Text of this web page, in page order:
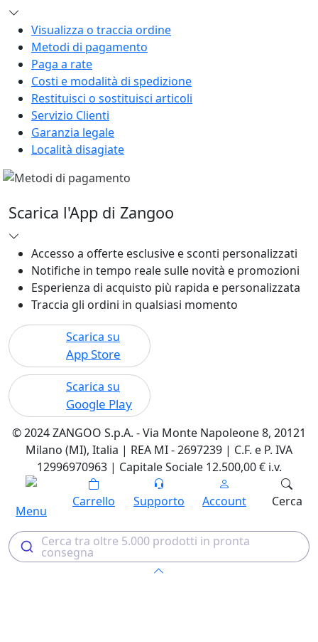
Visualizza o traccia ordine
Metodi di pagamento
Paga a rate
Costi e modalità di spedizione
Restituisci o sostituisci articoli
Servizio Clienti
Garanzia legale
Località disagiate
Scarica l'App di Zangoo
Accesso a offerte esclusive e sconti personalizzati
Notifiche in tempo reale sulle novità e promozioni
Esperienza di acquisto più rapida e personalizzata
Traccia gli ordini in qualsiasi momento
Scarica su
App Store
Scarica su
Google Play
© 2024 ZANGOO S.p.A. - Via Monte Napoleone 8, 20121
Milano (MI), Italia | REA MI - 2697239 | C.F. e P. IVA
12996970963 | Capitale Sociale 12.500,00 € i.v.
Menu
Carrello Supporto Account Cerca
Cerca tra oltre 5.000 prodotti in pronta
consegna